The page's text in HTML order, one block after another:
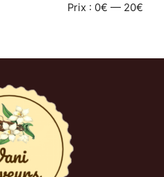
Prix : 0€ — 20€